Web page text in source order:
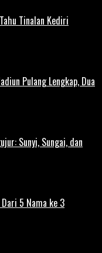
Tinalan Kediri
Pulang Lengkap, Dua
Sunyi, Sungai, dan
5 Nama ke 3